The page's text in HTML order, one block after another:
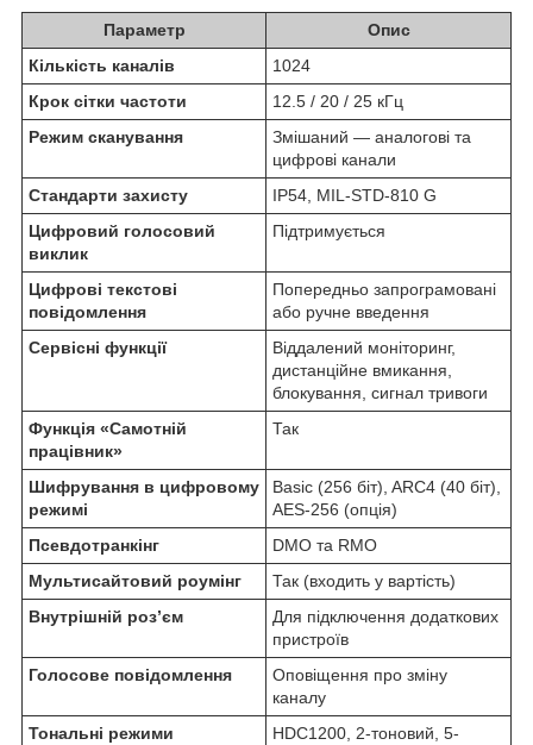
Параметр
Опис
Кількість каналів
1024
Крок сітки частоти
12.5 / 20 / 25 кГц
Режим сканування
Змішаний — аналогові та
цифрові канали
Стандарти захисту
IP54, MIL-STD-810 G
Цифровий голосовий
виклик
Підтримується
Цифрові текстові
повідомлення
Попередньо запрограмовані
або ручне введення
Сервісні функції
Віддалений моніторинг,
дистанційне вмикання,
блокування, сигнал тривоги
Функція «Самотній
працівник»
Так
Шифрування в цифровому
режимі
Basic (256 біт), ARC4 (40 біт),
AES-256 (опція)
Псевдотранкінг
DMO та RMO
Мультисайтовий роумінг
Так (входить у вартість)
Внутрішній роз’єм
Для підключення додаткових
пристроїв
Голосове повідомлення
Оповіщення про зміну
каналу
Тональні режими
HDC1200, 2-тоновий, 5-